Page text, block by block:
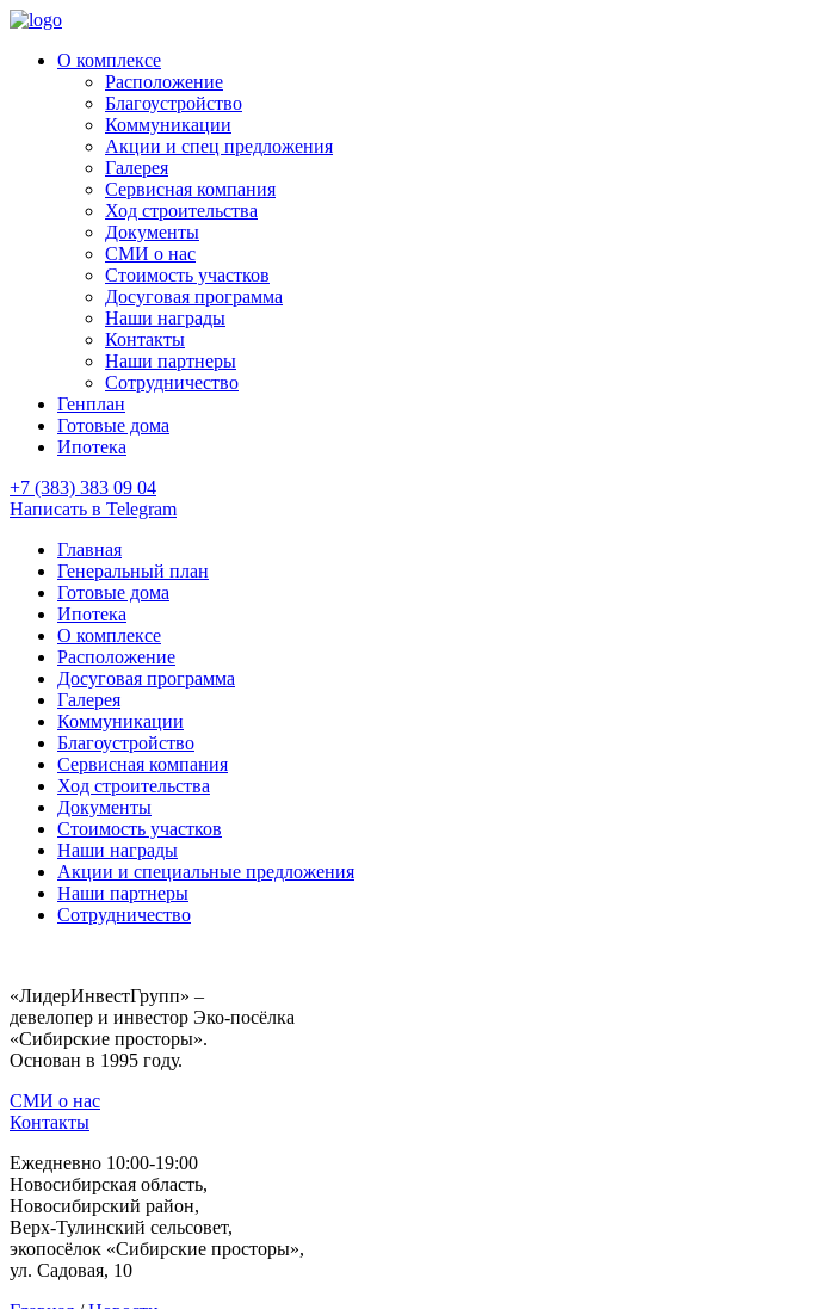
О комплексе
Расположение
Благоустройство
Коммуникации
Акции и спец предложения
Галерея
Сервисная компания
Ход строительства
Документы
СМИ о нас
Стоимость участков
Досуговая программа
Наши награды
Контакты
Наши партнеры
Сотрудничество
Генплан
Готовые дома
Ипотека
+7 (383) 383 09 04
Написать в Telegram
Главная
Генеральный план
Готовые дома
Ипотека
О комплексе
Расположение
Досуговая программа
Галерея
Коммуникации
Благоустройство
Сервисная компания
Ход строительства
Документы
Стоимость участков
Наши награды
Акции и специальные предложения
Наши партнеры
Сотрудничество
«ЛидерИнвестГрупп» –
девелопер и инвестор Эко-посёлка
«Сибирские просторы».
Основан в 1995 году.
СМИ о нас
Контакты
Ежедневно 10:00-19:00
Новосибирская область,
Новосибирский район,
Верх-Тулинский сельсовет,
экопосёлок «Сибирские просторы»,
ул. Садовая, 10